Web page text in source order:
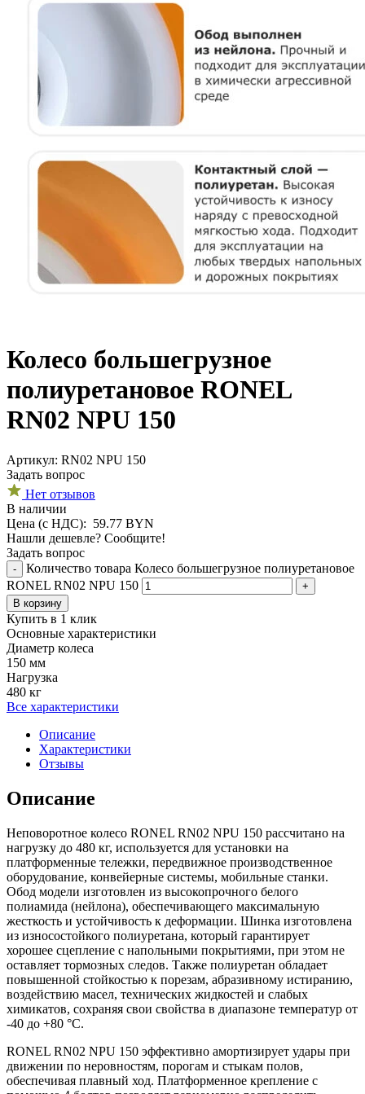
Колесо большегрузное
полиуретановое RONEL
RN02 NPU 150
Aртикул: RN02 NPU 150
Задать вопрос
Нет отзывов
В наличии
Цена (с НДС): 59.77 BYN
Нашли дешевле? Сообщите!
Задать вопрос
-
Количество товара Колесо большегрузное полиуретановое
RONEL RN02 NPU 150
+
В корзину
Купить в 1 клик
Основные характеристики
Диаметр колеса
150 мм
Нагрузка
480 кг
Все характеристики
Описание
Характеристики
Отзывы
Описание
Неповоротное колесо RONEL RN02 NPU 150 рассчитано на
нагрузку до 480 кг, используется для установки на
платформенные тележки, передвижное производственное
оборудование, конвейерные системы, мобильные станки.
Обод модели изготовлен из высокопрочного белого
полиамида (нейлона), обеспечивающего максимальную
жесткость и устойчивость к деформации. Шинка изготовлена
из износостойкого полиуретана, который гарантирует
хорошее сцепление с напольными покрытиями, при этом не
оставляет тормозных следов. Также полиуретан обладает
повышенной стойкостью к порезам, абразивному истиранию,
воздействию масел, технических жидкостей и слабых
химикатов, сохраняя свои свойства в диапазоне температур от
-40 до +80 °С.
RONEL RN02 NPU 150 эффективно амортизирует удары при
движении по неровностям, порогам и стыкам полов,
обеспечивая плавный ход. Платформенное крепление с